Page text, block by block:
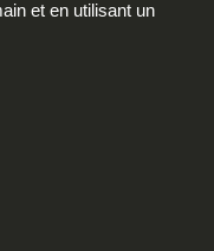
et en utilisant un